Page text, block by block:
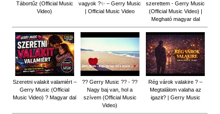
Tábortűz (Official Music
Video)
vagyok ?✨ – Gerry Music
| Official Music Video
szerettem - Gerry Music
(Official Music Video) |
Megható magyar dal
Szeretni valakit valamiért –
Gerry Music (Official
Music Video) ? Magyar dal
?? Gerry Music ?? - ??
Nagy baj van, hol a
szívem (Official Music
Video)
Rég várok valakire ? –
Megtalálom valaha az
igazit? | Gerry Music